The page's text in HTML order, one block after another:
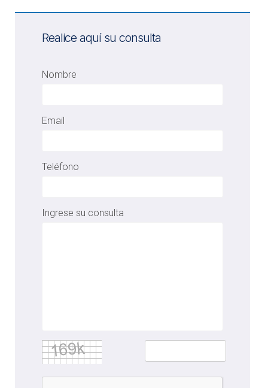
Realice aquí su consulta
Nombre
Email
Teléfono
Ingrese su consulta